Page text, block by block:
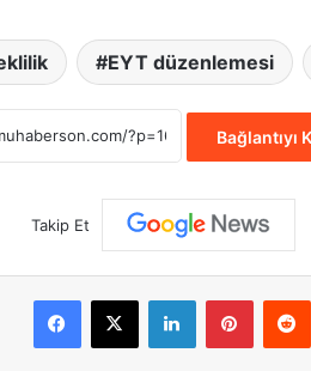
EYT düzenlemesi
Bağlantıyı
Takip Et
Facebook
X LinkedInPinterest